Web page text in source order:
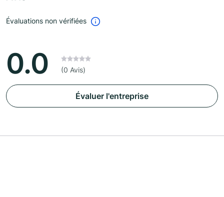
Évaluations non vérifiées
0.0 (0 Avis)
Évaluer l'entreprise